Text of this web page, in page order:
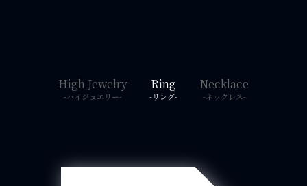
High Jewelry
-ハイジュエリー-
Ring
-リング-
Necklace
-ネックレス-